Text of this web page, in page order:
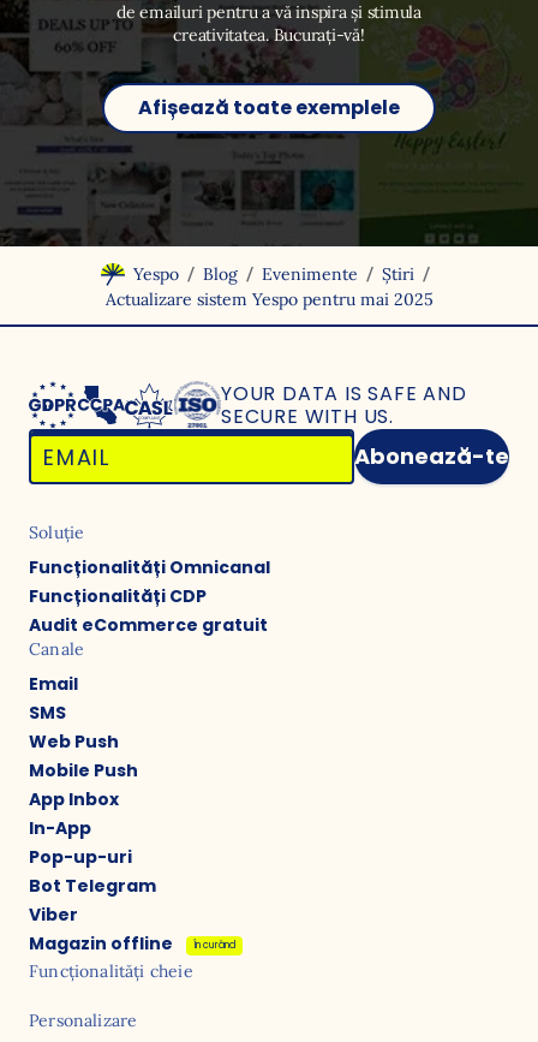
de emailuri pentru a vă inspira și stimula
creativitatea. Bucurați-vă!
Afișează toate exemplele
Yespo / Blog / Evenimente / Știri /
Actualizare sistem Yespo pentru mai 2025
YOUR DATA IS SAFE AND
SECURE WITH US.
Abonează-te
Soluție
Funcționalități Omnicanal
Funcționalități CDP
Audit eCommerce gratuit
Canale
Email
SMS
Web Push
Mobile Push
App Inbox
In-App
Pop-up-uri
Bot Telegram
Viber
Magazin offline
În curând
Funcționalități cheie
Personalizare